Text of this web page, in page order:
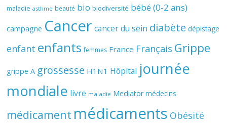
maladie asthme beauté bio biodiversité bébé (0-2 ans)
campagne Cancer cancer du sein diabète dépistage
enfant enfants femmes France Français Grippe
grippe A grossesse H1N1 Hôpital journée
mondiale livre maladie Mediator médecins
médicament médicaments Obésité